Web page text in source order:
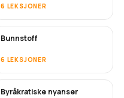
6 LEKSJONER
SNART
Bunnstoff
6 LEKSJONER
Byråkratiske nyanser